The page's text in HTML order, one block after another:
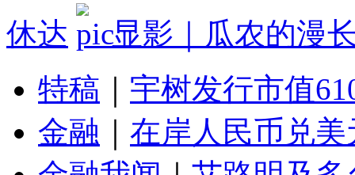
休达
显影｜瓜农的漫
特稿
宇树发行市值
金融
在岸人民币兑